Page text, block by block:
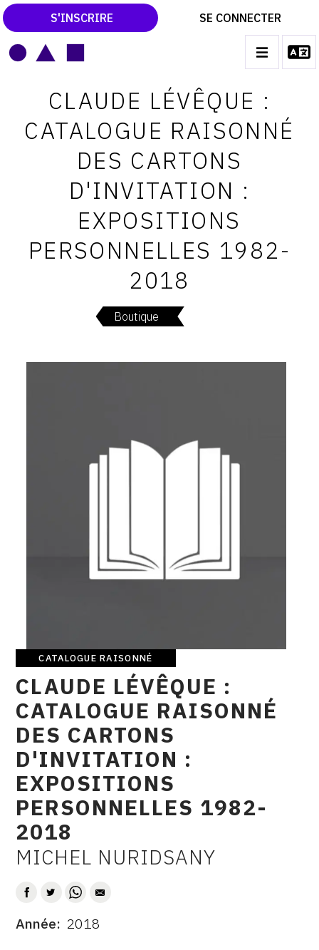
S'INSCRIRE SE CONNECTER
navigation
CATALOGUES RAISONNÉS
LES EXPOSITIONS
LES VERNISSAGES
ARCHIVES DES EXPOSITIONS
ACTUALITÉS DU MONDE DE L'ART
LIBRAIRIE : LIVRES & CATALOGUES
LEXIQUE ARTISTIQUE
SERVICES
CRÉER SON CATALOGUE D'EXPO
À PROPOS
CONTACT
CGU
CGV
SUIVEZ-NOUS
INSTAGRAM
TWITTER
CLAUDE LÉVÊQUE :
CATALOGUE RAISONNÉ
DES CARTONS
D'INVITATION :
EXPOSITIONS
PERSONNELLES 1982-
2018
Boutique
Catalogue
raisonné
CATALOGUE RAISONNÉ
CLAUDE LÉVÊQUE :
CATALOGUE RAISONNÉ
DES CARTONS
D'INVITATION :
EXPOSITIONS
PERSONNELLES 1982-
2018
AUTEUR
MICHEL NURIDSANY
DATE
Année 2018